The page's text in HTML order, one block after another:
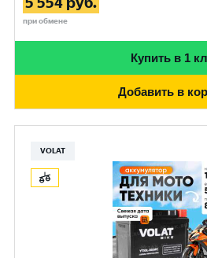
при обмене
Купить в 1
Добавить в
VOLAT